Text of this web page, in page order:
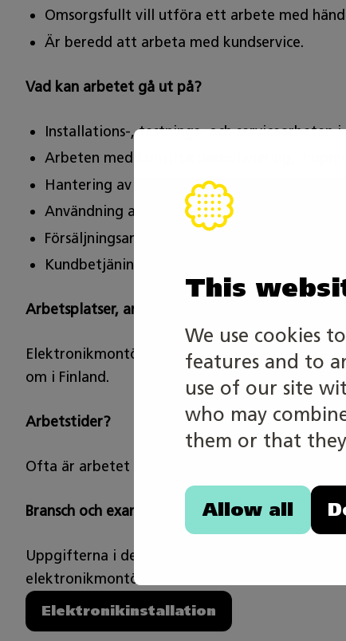
This
We use cookies
features and to
use of our site
who may
them or that
Allow all
Omsorgsfullt vill utföra ett arbete med
Är beredd att arbeta med kundservice.
Vad kan arbetet gå ut på?
Installations-, testnings- och
Arbeten med konstruktionsplanering,
Hantering av delar och material vid
Användning av olika arbets- och mätredskap
Försäljningsarbete
Kundbetjäningsarbete
Arbetsplatser, arbetsmiljöer, regionalitet
Elektronikmontörer anställs av elektronik-
om i Finland.
Arbetstider?
Ofta är arbetet dagtid, men i en del uppgifter
Bransch och examen som uppgifterna i grenen
Uppgifterna i den här grenen baserar sig på
elektronikmontör.
Elektronikinstallation